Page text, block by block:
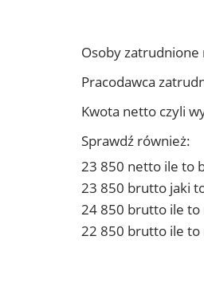
Osoby zatrudnione
Pracodawca
Kwota netto czyli
Sprawdź również:
23 850 netto ile to
23 850 brutto jaki
24 850 brutto ile to
22 850 brutto ile to